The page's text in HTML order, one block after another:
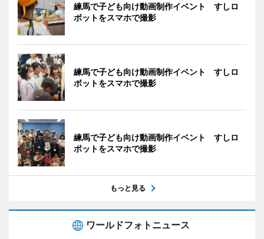
練馬で子ども向け動画制作イベント すしロ
ボットをスマホで撮影
練馬で子ども向け動画制作イベント すしロ
ボットをスマホで撮影
練馬で子ども向け動画制作イベント すしロ
ボットをスマホで撮影
もっと見る
ワールドフォトニュース